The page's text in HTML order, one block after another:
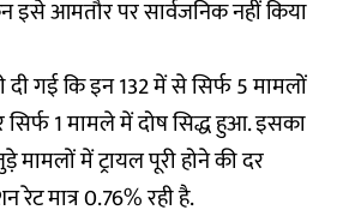
इसे आमतौर पर सार्वजनिक नहीं किया
दी गई कि इन 132 में से सिर्फ 5 मामलों
1 मामले में दोष सिद्ध हुआ. इसका
में ट्रायल पूरी होने की दर
मात्र 0.76% रही है.